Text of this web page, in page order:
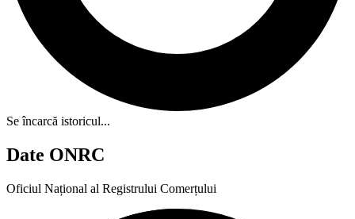
Se încarcă istoricul...
Date ONRC
Oficiul Național al Registrului Comerțului